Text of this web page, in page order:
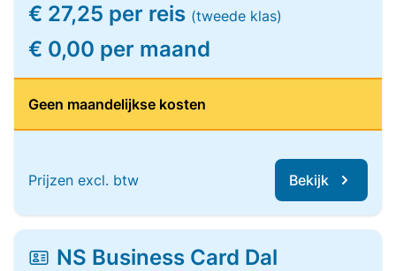
€ 27,25 per reis (tweede klas)
€ 0,00 per maand
Geen maandelijkse kosten
Prijzen excl. btw Bekijk
NS Business Card Dal